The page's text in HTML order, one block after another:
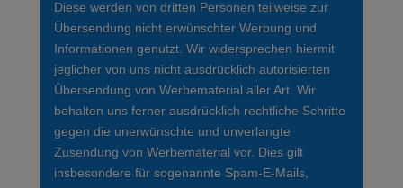
Diese werden von dritten Personen teilweise zur
Übersendung nicht erwünschter Werbung und
Informationen genutzt. Wir widersprechen hiermit
jeglicher von uns nicht ausdrücklich autorisierten
Übersendung von Werbematerial aller Art. Wir
behalten uns ferner ausdrücklich rechtliche Schritte
gegen die unerwünschte und unverlangte
Zusendung von Werbematerial vor. Dies gilt
insbesondere für sogenannte Spam-E-Mails,